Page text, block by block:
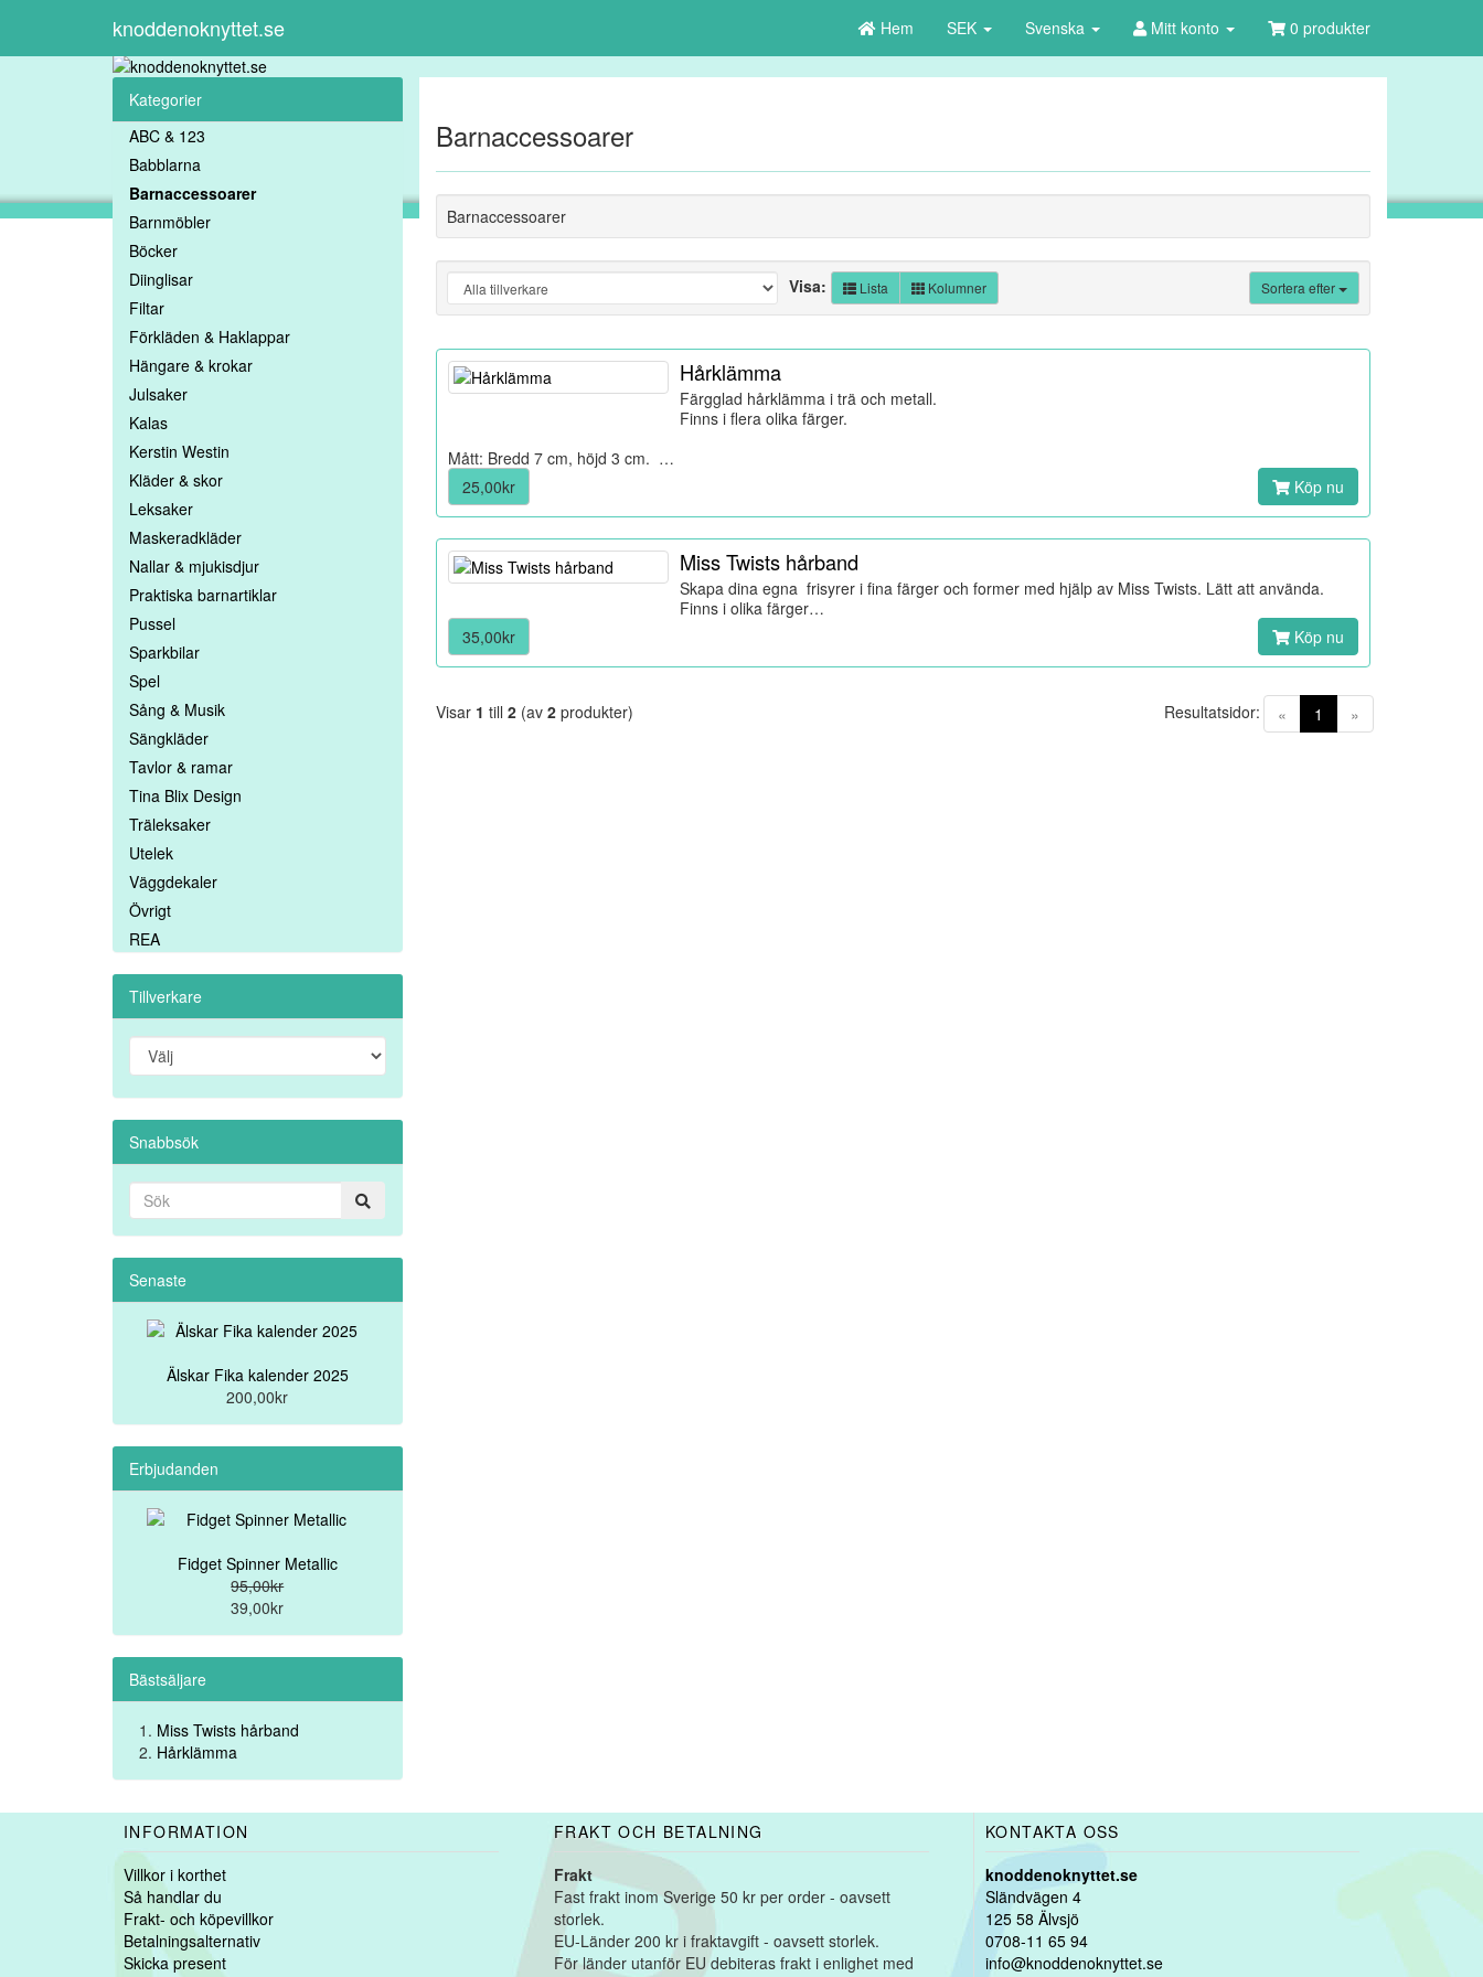
knoddenoknyttet.se Hem SEK Svenska Mitt konto 0 produkter
Barnaccessoarer
Barnaccessoarer
Sortera efter
Visa: Lista Kolumner
Hårklämma
Färgglad hårklämma i trä och metall.
Finns i flera olika färger.
Mått: Bredd 7 cm, höjd 3 cm. …
25,00kr
Köp nu
Miss Twists hårband
Skapa dina egna frisyrer i fina färger och former med hjälp av Miss Twists. Lätt att använda.
Finns i olika färger…
35,00kr
Köp nu
Visar 1 till 2(av 2produkter) « 1 (current)
»
Resultatsidor:
Kategorier
ABC & 123
Babblarna
Barnaccessoarer
Barnmöbler
Böcker
Diinglisar
Filtar
Förkläden & Haklappar
Hängare & krokar
Julsaker
Kalas
Kerstin Westin
Kläder & skor
Leksaker
Maskeradkläder
Nallar & mjukisdjur
Praktiska barnartiklar
Pussel
Sparkbilar
Spel
Sång & Musik
Sängkläder
Tavlor & ramar
Tina Blix Design
Träleksaker
Utelek
Väggdekaler
Övrigt
REA
Tillverkare
Snabbsök
Senaste
Älskar Fika kalender 2025
200,00kr
Erbjudanden
Fidget Spinner Metallic
95,00kr
39,00kr
Bästsäljare
Miss Twists hårband
Hårklämma
INFORMATION
Villkor i korthet
Så handlar du
Frakt- och köpevillkor
Betalningsalternativ
Skicka present
FRAKT OCH BETALNING
Frakt
Fast frakt inom Sverige 50 kr per order - oavsett
storlek.
EU-Länder 200 kr i fraktavgift - oavsett storlek.
För länder utanför EU debiteras frakt i enlighet med
KONTAKTA OSS
knoddenoknyttet.se
Sländvägen 4
125 58 Älvsjö
0708-11 65 94
info@knoddenoknyttet.se